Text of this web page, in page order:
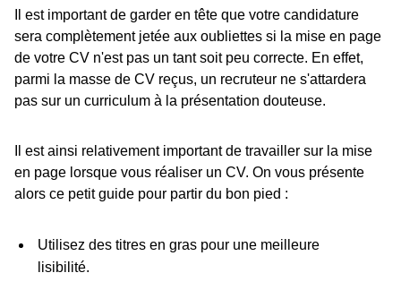
Il est important de garder en tête que votre candidature
sera complètement jetée aux oubliettes si la mise en page
de votre CV n'est pas un tant soit peu correcte. En effet,
parmi la masse de CV reçus, un recruteur ne s'attardera
pas sur un curriculum à la présentation douteuse.
Il est ainsi relativement important de travailler sur la mise
en page lorsque vous réaliser un CV. On vous présente
alors ce petit guide pour partir du bon pied :
Utilisez des titres en gras pour une meilleure
lisibilité.